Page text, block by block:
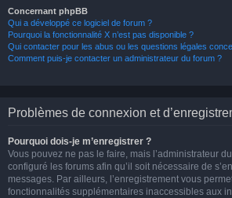
Concernant phpBB
Qui a développé ce logiciel de forum ?
Pourquoi la fonctionnalité X n’est pas disponible ?
Qui contacter pour les abus ou les questions légales
Comment puis-je contacter un administrateur du forum ?
Problèmes de connexion et
Pourquoi dois-je m’enregistrer ?
Vous pouvez ne pas le faire, mais l’administrateur
configuré les forums afin qu’il soit nécessaire de
messages. Par ailleurs, l’enregistrement vous
fonctionnalités supplémentaires inaccessibles aux